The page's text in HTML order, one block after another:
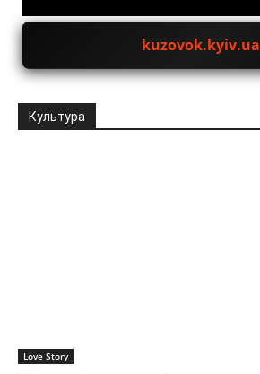
kuzovok.kyiv.ua
Культура
Love Story